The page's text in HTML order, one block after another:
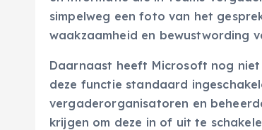
simpelweg een foto van het
waakzaamheid en bewustwording
Daarnaast heeft Microsoft nog
deze functie standaard
vergaderorganisatoren en
krijgen om deze in of uit te